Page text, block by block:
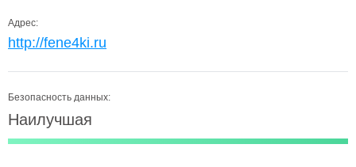
Адрес:
http://fene4ki.ru
Безопасность данных:
Наилучшая